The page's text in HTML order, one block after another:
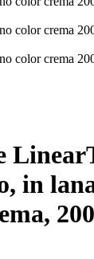
Linear
in